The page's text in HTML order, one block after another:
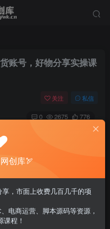
账号，好物分享实操课
关注 私信
0 2675 776
创库🏹
，市面上收费几百几千的项
电商运营、脚本源码等资源，
程！